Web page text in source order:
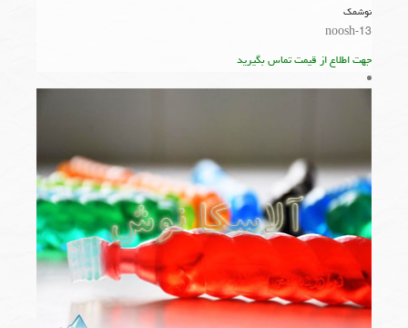
نوشمک
noosh-13
جهت اطلاع از قیمت تماس بگیرید